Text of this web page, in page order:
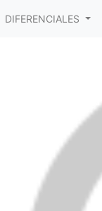
DIFERENCIALES